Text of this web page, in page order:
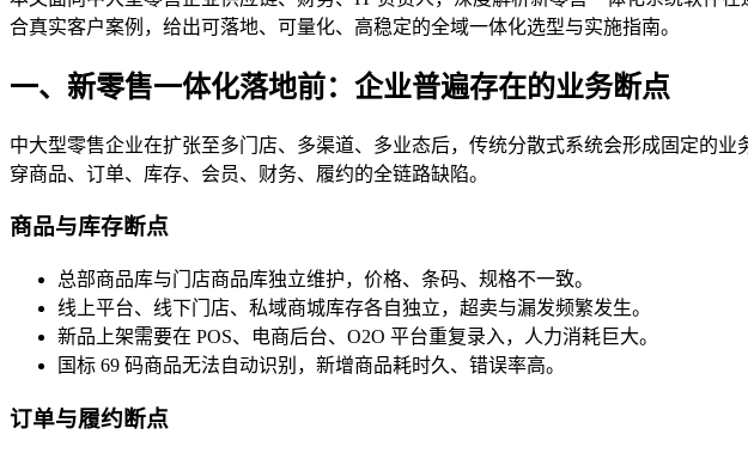
合真实客户案例，给出可落地、可量化、高稳定的全域一体化选型与实施指南。
一、新零售一体化落地前：企业普遍存在的业务断点
中大型零售企业在扩张至多门店、多渠道、多业态后，传统分散式系统会形成固定的
穿商品、订单、库存、会员、财务、履约的全链路缺陷。
商品与库存断点
总部商品库与门店商品库独立维护，价格、条码、规格不一致。
线上平台、线下门店、私域商城库存各自独立，超卖与漏发频繁发生。
新品上架需要在 POS、电商后台、O2O 平台重复录入，人力消耗巨大。
国标 69 码商品无法自动识别，新增商品耗时久、错误率高。
订单与履约断点